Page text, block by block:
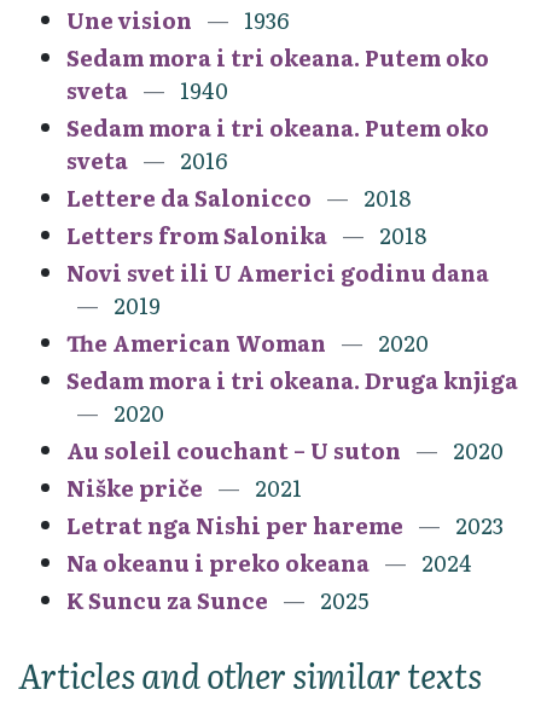
Une vision
1936
Sedam mora i tri okeana. Putem oko
sveta
1940
Sedam mora i tri okeana. Putem oko
sveta
2016
Lettere da Salonicco
2018
Letters from Salonika
2018
Novi svet ili U Americi godinu dana
2019
The American Woman
2020
Sedam mora i tri okeana. Druga knjiga
2020
Au soleil couchant – U suton
2020
Niške priče
2021
Letrat nga Nishi per hareme
2023
Na okeanu i preko okeana
2024
K Suncu za Sunce
2025
Articles and other similar texts